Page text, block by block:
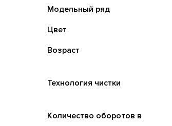
Модельный ряд
Цвет
Возраст
Технология чистки
Количество оборотов в